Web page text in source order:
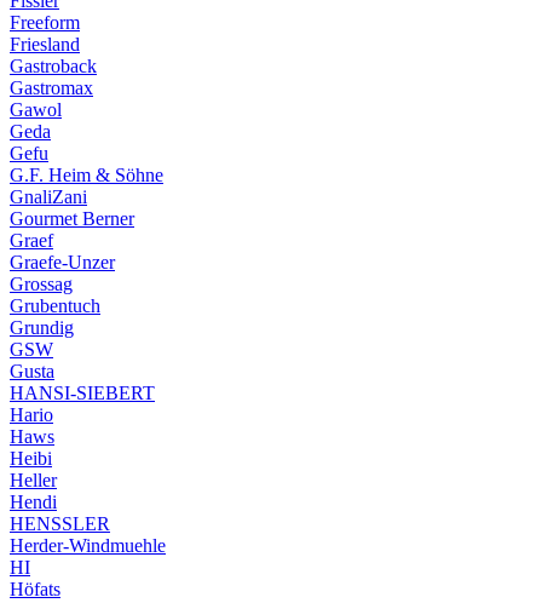
Freeform
Friesland
Gastroback
Gastromax
Gawol
Geda
Gefu
G.F. Heim & Söhne
GnaliZani
Gourmet Berner
Graef
Graefe-Unzer
Grossag
Grubentuch
Grundig
GSW
Gusta
HANSI-SIEBERT
Hario
Haws
Heibi
Heller
Hendi
HENSSLER
Herder-Windmuehle
HI
Höfats